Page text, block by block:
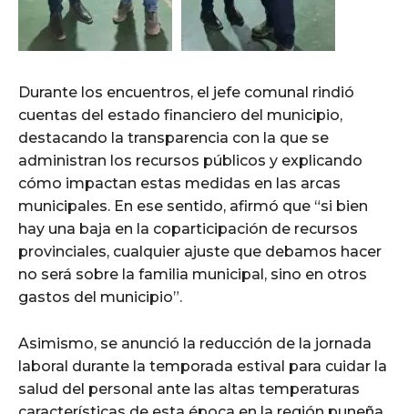
Durante los encuentros, el jefe comunal rindió
cuentas del estado financiero del municipio,
destacando la transparencia con la que se
administran los recursos públicos y explicando
cómo impactan estas medidas en las arcas
municipales. En ese sentido, afirmó que “si bien
hay una baja en la coparticipación de recursos
provinciales, cualquier ajuste que debamos hacer
no será sobre la familia municipal, sino en otros
gastos del municipio”.
Asimismo, se anunció la reducción de la jornada
laboral durante la temporada estival para cuidar la
salud del personal ante las altas temperaturas